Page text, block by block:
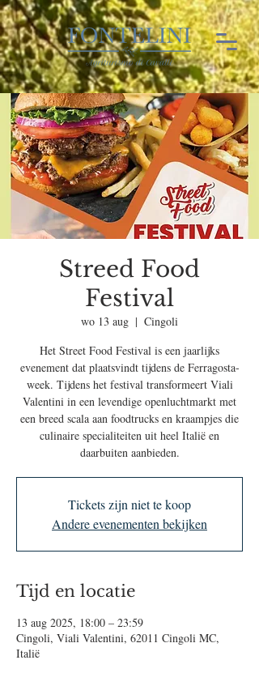
Streed Food
Festival
wo 13 aug
  |
Cingoli
Het Street Food Festival is een jaarlijks
evenement dat plaatsvindt tijdens de Ferragosta-
week. Tijdens het festival transformeert Viali
Valentini in een levendige openluchtmarkt met
een breed scala aan foodtrucks en kraampjes die
culinaire specialiteiten uit heel Italië en
daarbuiten aanbieden.
Tickets zijn niet te koop
Andere evenementen bekijken
Tijd en locatie
13 aug 2025, 18:00 – 23:59
Cingoli, Viali Valentini, 62011 Cingoli MC,
Italië